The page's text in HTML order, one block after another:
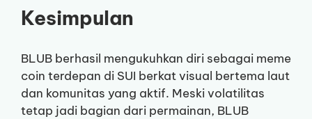
Kesimpulan
BLUB berhasil mengukuhkan diri sebagai meme
coin terdepan di SUI berkat visual bertema laut
dan komunitas yang aktif. Meski volatilitas
tetap jadi bagian dari permainan, BLUB